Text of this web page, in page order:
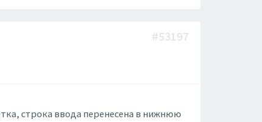
#53197
строка ввода перенесена в нижнюю